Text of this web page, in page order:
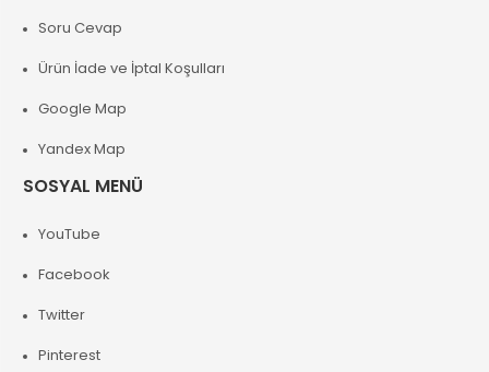
Soru Cevap
Ürün İade ve İptal Koşulları
Google Map
Yandex Map
SOSYAL MENÜ
YouTube
Facebook
Twitter
Pinterest